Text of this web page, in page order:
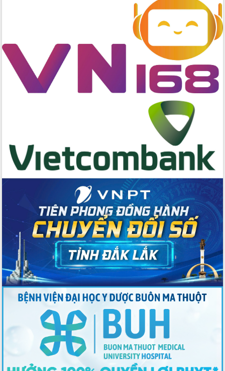
Đắk Lắk thời kỳ 2021-2030, tầm nhìn
đến năm 2050
Phát động chiến dịch 30 ngày đêm
giải phóng mặt bằng Tuyến đường bộ
ven biển
với Tập đoàn Bưu chính Viễn thông
Việt Nam
Đắk Lắk về phát triển nhân lực y tế
Du lịch Đắk Lắk nâng tầm trải nghiệm
du khách thông qua Hệ thống cơ sở dữ
liệu và Bản đồ số
Tập huấn ứng dụng trí tuệ nhân tạo (AI)
trong thương mại điện tử năm 2026
Đoàn đại biểu Quốc hội tỉnh Đắk Lắk
trao đổi thông tin trước Kỳ họp thứ
nhất, Quốc hội khóa XVI
Quyết liệt cải cách hành chính, khơi
thông nguồn lực phát triển
Nâng cao hiệu lực, hiệu quả HĐND
tỉnh thông qua hiện đại hóa hành chính
Xã Ea Phê gắn cải cách hành chính với
chuyển đổi số
Phó Chủ tịch Thường trực UBND tỉnh